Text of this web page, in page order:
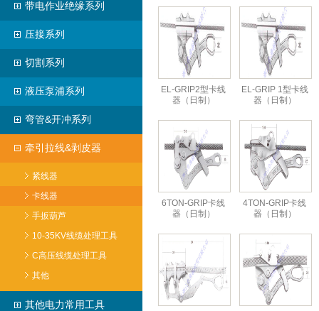
带电作业绝缘系列
压接系列
切割系列
液压泵浦系列
弯管&开冲系列
牵引拉线&剥皮器
紧线器
卡线器
手扳葫芦
10-35KV线缆处理工具
C高压线缆处理工具
其他
其他电力常用工具
EL-GRIP2型卡线
器（日制）
EL-GRIP 1型卡线
器（日制）
6TON-GRIP卡线
器（日制）
4TON-GRIP卡线
器（日制）